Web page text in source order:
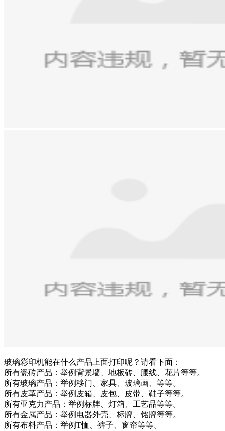
玻璃彩印机能在什么产品上面打印呢？请看下面：
所有瓷砖产品：举例背景墙、地板砖、腰线、花片等等。
所有玻璃产品：举例移门、家具、玻璃画、等等。
所有皮革产品：举例皮箱、皮包、皮带、鞋子等等。
所有亚克力产品：举例标牌、灯箱、工艺品等等。
所有金属产品：举例电器外壳、标牌、铭牌等等。
所有布料产品：举例T恤、裤子、窗帘等等。